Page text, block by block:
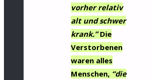
vorher relativ
alt und schwer
krank.”Die
Verstorbenen
waren alles
Menschen, “die